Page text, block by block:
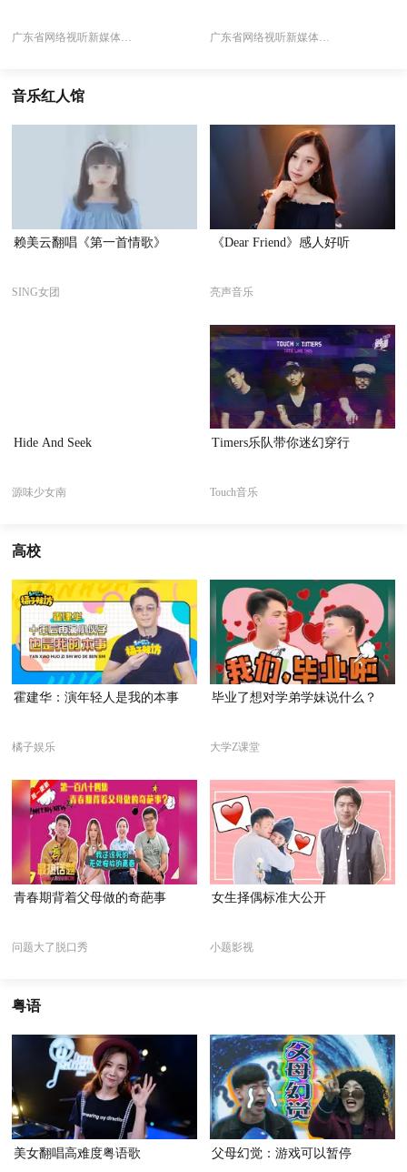
广东省网络视听新媒体协会 广东省网络视听新媒体协会
音乐红人馆
赖美云翻唱《第一首情歌》
SING女团
《Dear Friend》感人好听
亮声音乐
Hide And Seek
源味少女南
Timers乐队带你迷幻穿行
Touch音乐
高校
霍建华：演年轻人是我的本事
橘子娱乐
毕业了想对学弟学妹说什么？
大学Z课堂
青春期背着父母做的奇葩事
问题大了脱口秀
女生择偶标准大公开
小题影视
粤语
美女翻唱高难度粤语歌 父母幻觉：游戏可以暂停